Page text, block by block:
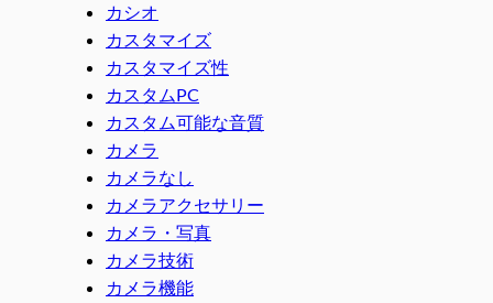
カシオ
カスタマイズ
カスタマイズ性
カスタムPC
カスタム可能な音質
カメラ
カメラなし
カメラアクセサリー
カメラ・写真
カメラ技術
カメラ機能